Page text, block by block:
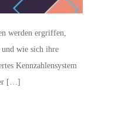
werden ergriffen,
und wie sich ihre
Kennzahlensystem
er […]